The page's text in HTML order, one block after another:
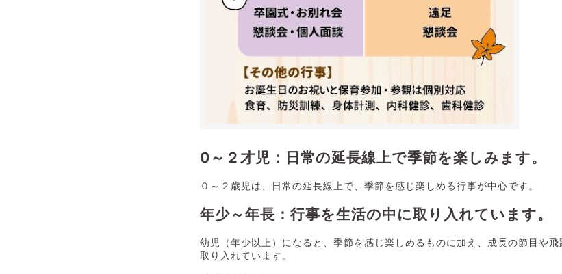
0～２才児：日常の延長線上で季節を楽しみます。
０～２歳児は、日常の延長線上で、季節を感じ楽しめる行事が中心です。
年少～年長：行事を生活の中に取り入れています。
幼児（年少以上）になると、季節を感じ楽しめるものに加え、成長の節目や
取り入れています。